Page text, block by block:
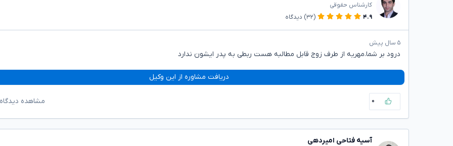
کارشناس حقوقی
۴.۹
(۳۲) دیدگاه
۵ سال پیش
درود بر شما.مهریه از طرف زوج قابل مطالبه هست ربطی به پدر ایشون ندارد
دریافت مشاوره از این وکیل
۰ مشاهده
آسیه فتاحی امیردهی